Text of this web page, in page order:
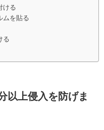
ける
を貼る
る
以上侵入を防げま